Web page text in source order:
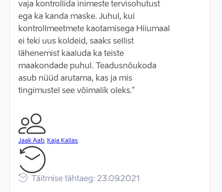
vaja kontrollida inimeste tervisohutust
ega ka kanda maske. Juhul, kui
kontrollmeetmete kaotamisega Hiiumaal
ei teki uus koldeid, saaks sellist
lähenemist kaaluda ka teiste
maakondade puhul. Teadusnõukoda
asub nüüd arutama, kas ja mis
tingimustel see võimalik oleks."
Jaak Aab, Kaja Kallas
Täitmise tähtaeg: 23.09.2021